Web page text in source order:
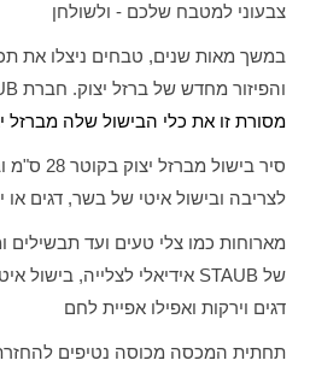
צבעוני למטבח שלכם - ולשולחן
במשך מאות שנים, טבחים ניצלו את
והפיזור מחדש של ברזל יצוק. חברת
מסורת זו את כלי הבישול שלה מברזל
לצריבה ובישול איטי של בשר, דגים או
מארוחות כמו צלי טעים ועד תבשילים
של STAUB אידיאלי לצלייה, בישול
דגים וירקות ואפילו אפיית לחם
תחתית המכסה מכוסה נטיפים